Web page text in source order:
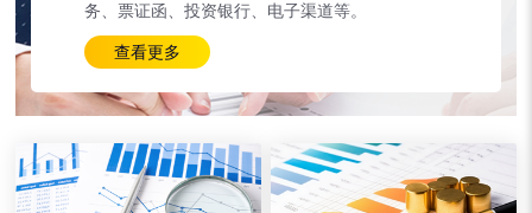
务、票证函、投资银行、电子渠道等。
查看更多